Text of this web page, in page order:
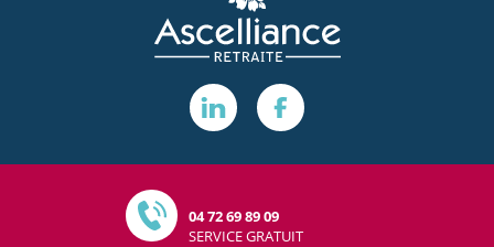
04 72 69 89 09
SERVICE GRATUIT